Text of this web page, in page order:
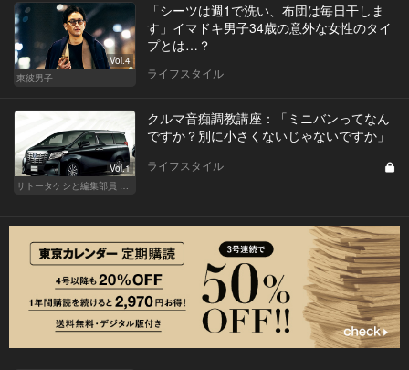
Vol.4
東彼男子
「シーツは週1で洗い、布団は毎日干しま
す」イマドキ男子34歳の意外な女性のタイ
プとは…？
ライフスタイル
Vol.1
サトータケシと編集部員 船山の"CAR GENTSへの道"
クルマ音痴調教講座：「ミニバンってなん
ですか？別に小さくないじゃないですか」
ライフスタイル